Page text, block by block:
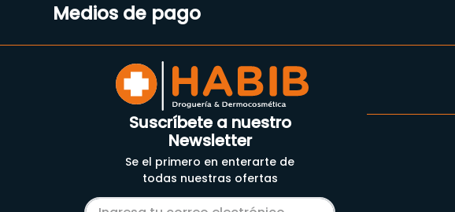
Medios de pago
Suscríbete a nuestro
Newsletter
Se el primero en enterarte de
todas nuestras ofertas